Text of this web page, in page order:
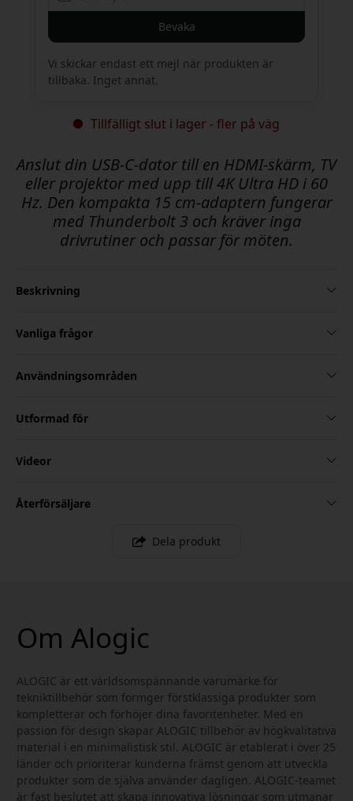
Bevaka
Vi skickar endast ett mejl när produkten är
tillbaka. Inget annat.
Tillfälligt slut i lager - fler på väg
Anslut din USB-C-dator till en HDMI-skärm, TV
eller projektor med upp till 4K Ultra HD i 60
Hz. Den kompakta 15 cm-adaptern fungerar
med Thunderbolt 3 och kräver inga
drivrutiner och passar för möten.
Beskrivning
Vanliga frågor
Användningsområden
Utformad för
Videor
Återförsäljare
Dela produkt
Om Alogic
ALOGIC är ett världsomspännande varumärke för
tekniktillbehör som formger förstklassiga produkter som
kompletterar och förhöjer dina favoritenheter. Med en
passion för design skapar ALOGIC tillbehör av högkvalitativa
material i en minimalistisk stil. ALOGIC är etablerat i över 25
länder och prioriterar kunderna främst genom att utveckla
produkter som de själva använder dagligen. ALOGIC-teamet
är fast beslutet att skapa innovativa lösningar som utmanar